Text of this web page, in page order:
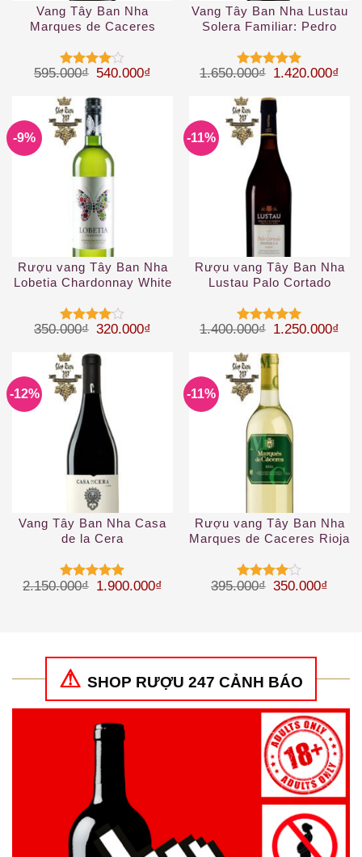
Vang Tây Ban Nha
Marques de Caceres
Được
45 sao
595.000₫ Giá gốc là: 595.000₫.
540.000₫ Giá hiện tại là: 540.000₫.
Vang Tây Ban Nha Lustau
Solera Familiar: Pedro
Được xếp
sao
1.650.000₫ Giá gốc là:
1.420.000₫
-9%
Rượu vang Tây Ban Nha
Lobetia Chardonnay White
Được
45 sao
350.000₫ Giá gốc là: 350.000₫.
320.000₫ Giá hiện tại là: 320.000₫.
-11%
Rượu vang Tây Ban Nha
Lustau Palo Cortado
Được xếp
sao
1.400.000₫ Giá gốc là:
1.250.000₫
-12%
Vang Tây Ban Nha Casa
de la Cera
Được xếp
2.150.000₫ Giá gốc là: 2.150.000₫.
1.900.000₫ Giá hiện tại là: 1.900.000₫.
-11%
Rượu vang Tây Ban Nha
Marques de Caceres Rioja
Được
395.000₫ Giá gốc là:
350.000₫
SHOP RƯỢU 247 CẢNH BÁO